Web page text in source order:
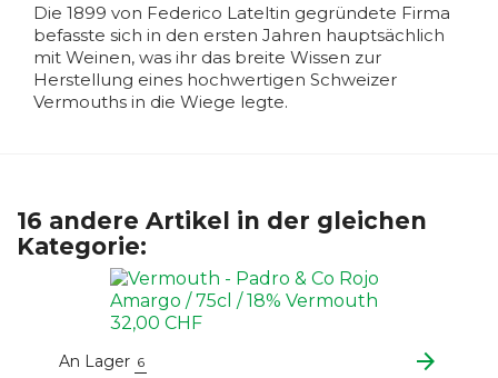
Die 1899 von Federico Lateltin gegründete Firma
befasste sich in den ersten Jahren hauptsächlich
mit Weinen, was ihr das breite Wissen zur
Herstellung eines hochwertigen Schweizer
Vermouths in die Wiege legte.
16 andere Artikel in der gleichen
Kategorie:
An Lager 6 arrow_forward